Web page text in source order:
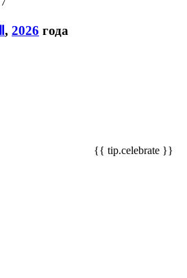
, 2026 года
{{ tip.celebrate }}